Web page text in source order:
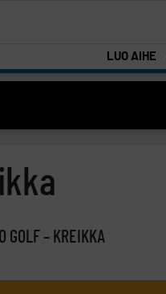
LUO AIHE
GOLF – KREIKKA